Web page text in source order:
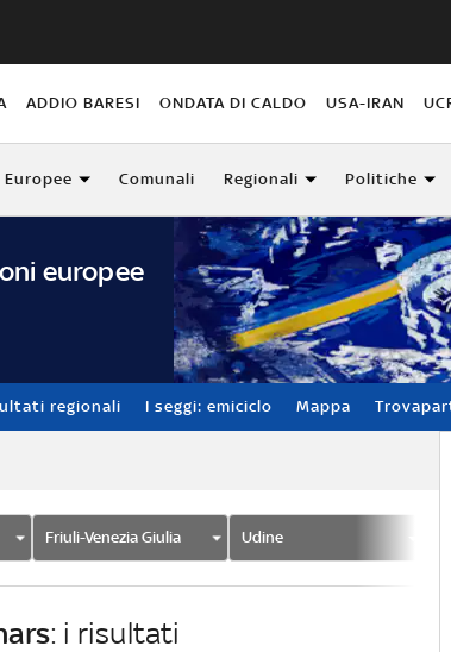
ADDIO BARESI ONDATA DI CALDO USA-IRAN
Europee Comunali Regionali Politiche
europee
regionali I seggi: emiciclo Mappa
Friuli-Venezia Giulia Udine
: i risultati